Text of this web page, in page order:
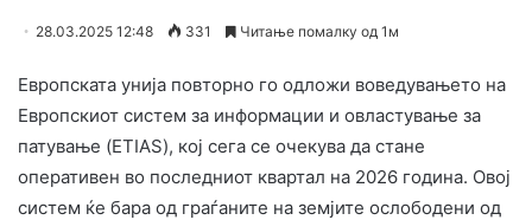
28.03.2025 12:48 331 Читање помалку од 1м
Европската унија повторно го одложи воведувањето на
Европскиот систем за информации и овластување за
патување (ETIAS), кој сега се очекува да стане
оперативен во последниот квартал на 2026 година. Овој
систем ќе бара од граѓаните на земјите ослободени од